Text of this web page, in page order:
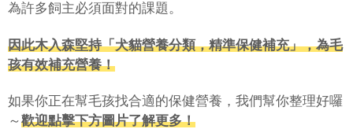
為許多飼主必須面對的課題。
因此木入森堅持「犬貓營養分類，精準保健補充」，為毛
孩有效補充營養！
如果你正在幫毛孩找合適的保健營養，我們幫你整理好囉
～歡迎點擊下方圖片了解更多！